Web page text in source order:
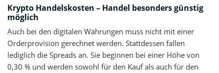
Krypto Handelskosten – Handel besonders günstig
möglich
Auch bei den digitalen Währungen muss nicht mit einer
Orderprovision gerechnet werden. Stattdessen fallen
lediglich die Spreads an. Sie beginnen bei einer Höhe von
0,30 % und werden sowohl für den Kauf als auch für den